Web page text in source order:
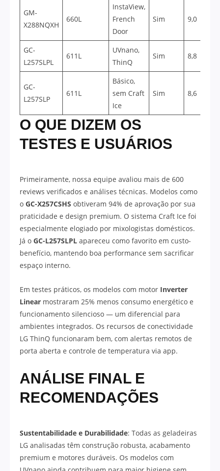
GM-
X288NQXH
660L
InstaView,
French
Door
Sim 9,0
GC-
L257SLPL
611L
UVnano,
ThinQ
Sim 8,8
GC-
L257SLP
611L
Básico,
sem Craft
Ice
Sim 8,6
O QUE DIZEM OS
TESTES E USUÁRIOS
Primeiramente, nossa equipe avaliou mais de 600
reviews verificados e análises técnicas. Modelos como
o GC-X257CSHS obtiveram 94% de aprovação por sua
praticidade e design premium. O sistema Craft Ice foi
especialmente elogiado por mixologistas domésticos.
Já o GC-L257SLPL apareceu como favorito em custo-
benefício, mantendo boa performance sem sacrificar
espaço interno.
Em testes práticos, os modelos com motor Inverter
Linear mostraram 25% menos consumo energético e
funcionamento silencioso — um diferencial para
ambientes integrados. Os recursos de conectividade
LG ThinQ funcionaram bem, com alertas remotos de
porta aberta e controle de temperatura via app.
ANÁLISE FINAL E
RECOMENDAÇÕES
Sustentabilidade e Durabilidade: Todas as geladeiras
LG analisadas têm construção robusta, acabamento
premium e motores duráveis. Os modelos com